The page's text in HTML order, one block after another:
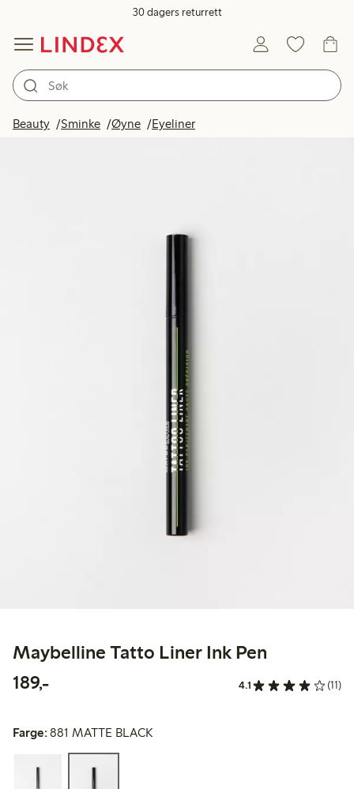
30 dagers returrett
Beauty Sminke Øyne Eyeliner
Maybelline Tatto Liner Ink Pen
189,-189,00 kr 4.1 (11)
Farge:881 MATTE BLACK